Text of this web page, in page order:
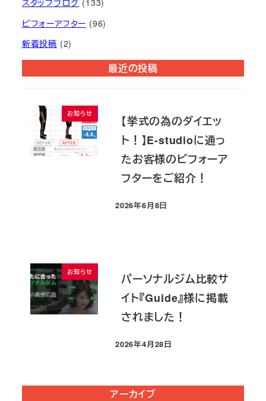
スタッフブログ (133)
ビフォーアフター (96)
新着投稿 (2)
最近の投稿
お知らせ
【挙式の為のダイエッ
ト！】E-studioに通っ
たお客様のビフォーア
フターをご紹介！
投稿日
2026年6月8日
お知らせ
パーソナルジム比較サ
イト『Guide』様に掲載
されました！
投稿日
2026年4月28日
アーカイブ